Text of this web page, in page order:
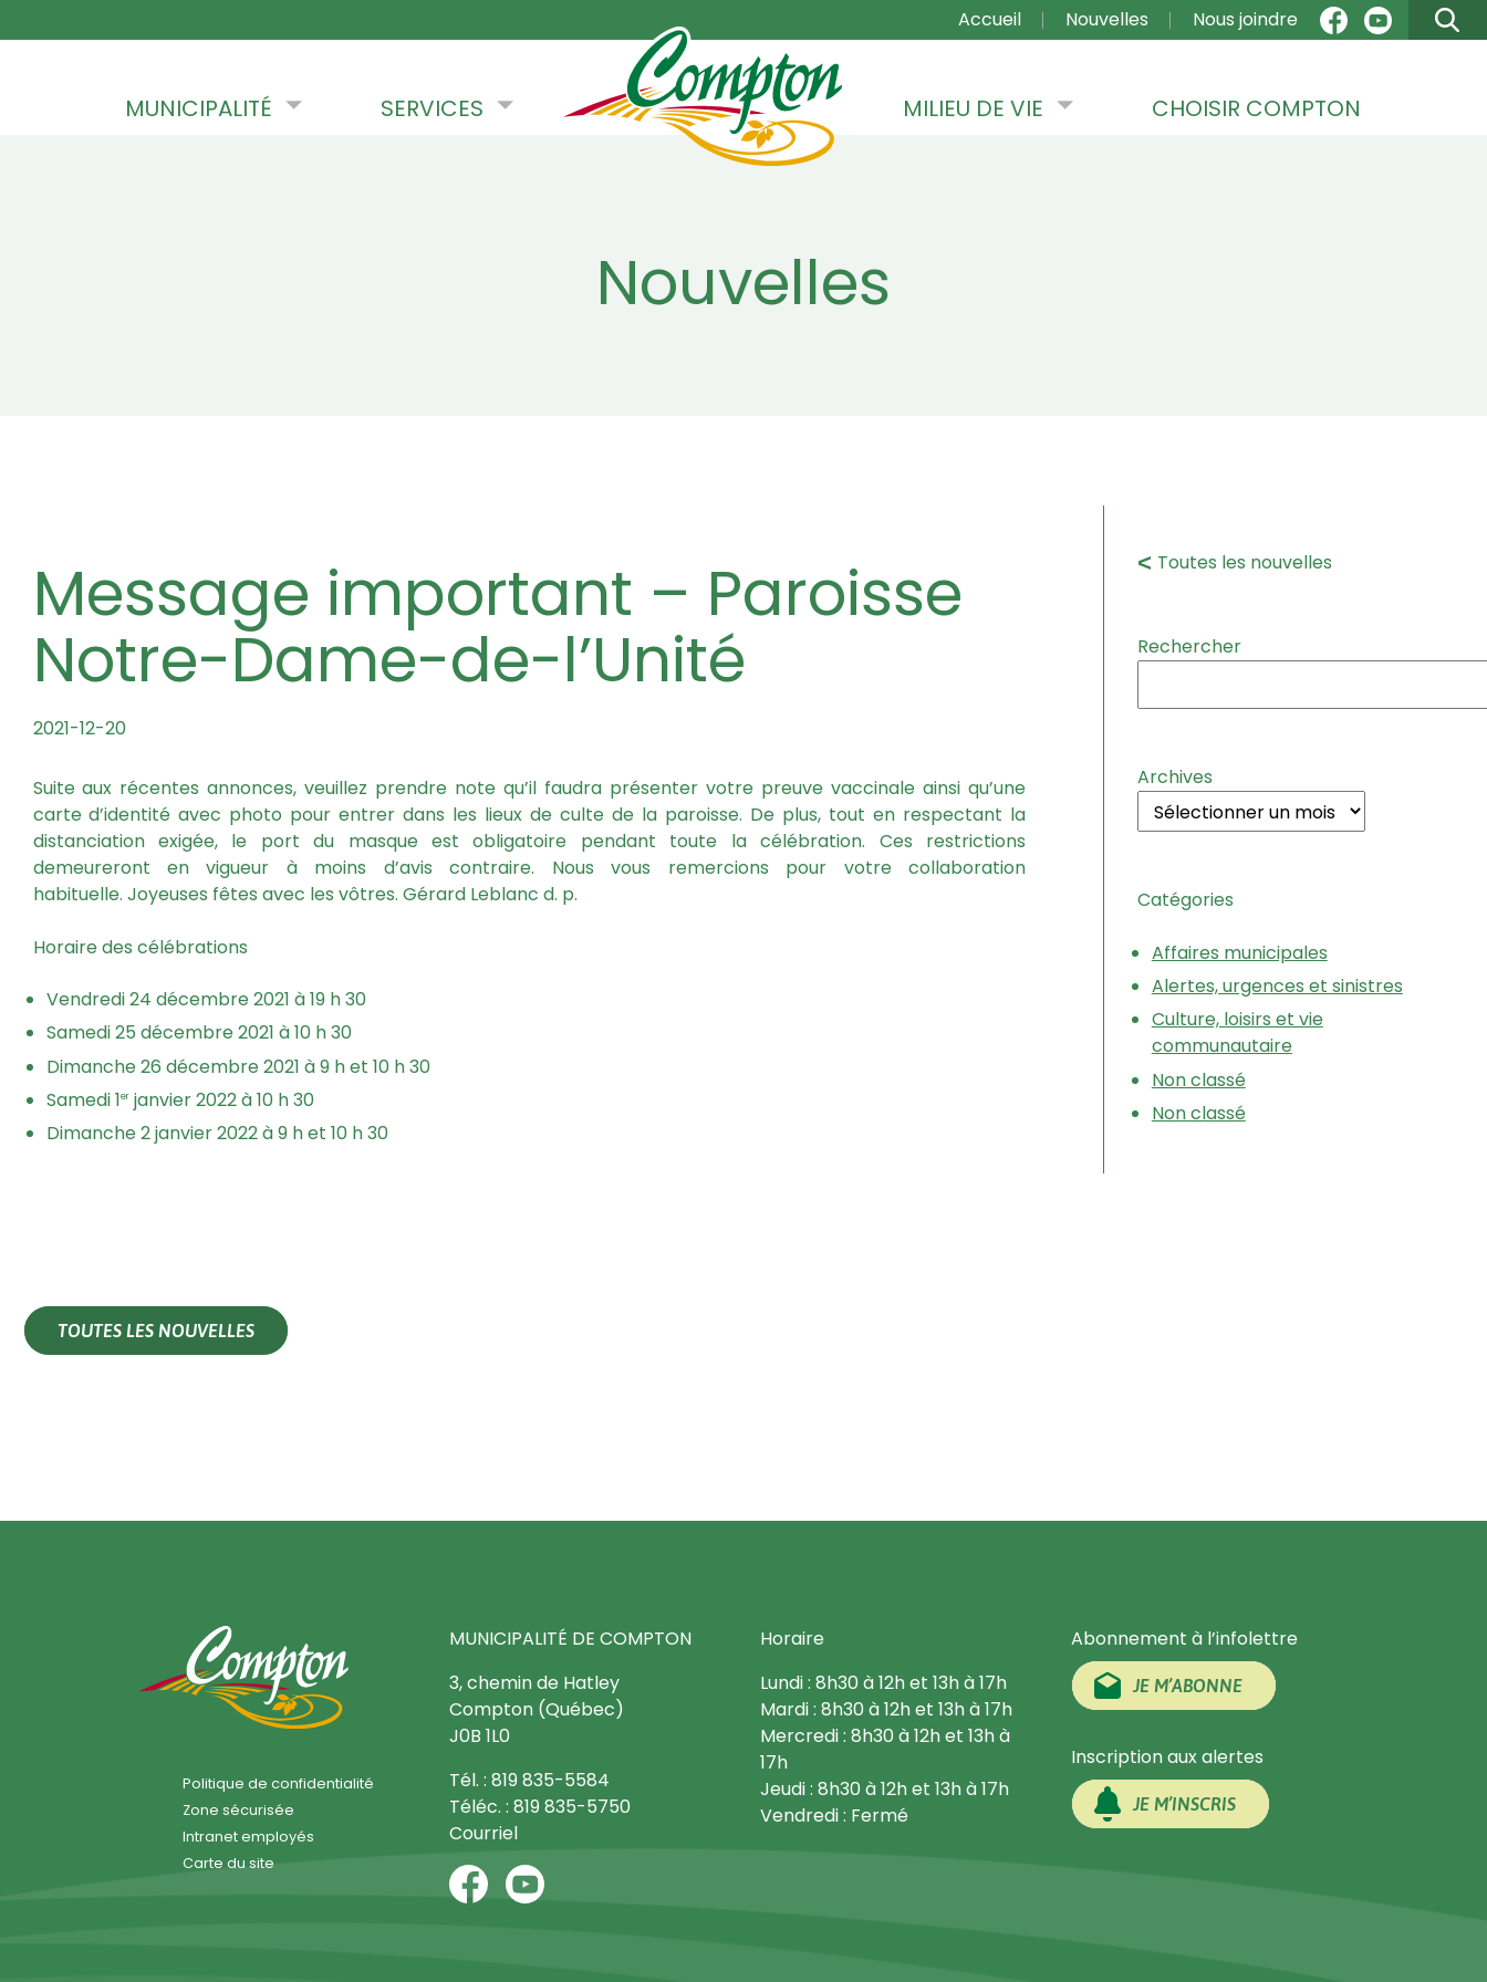
MAIN NAVIGATION
Accueil Nouvelles Nous joindre
MUNICIPALITÉ SERVICES MILIEU DE VIE CHOISIR COMPTON
Nouvelles
Message important – Paroisse
Notre-Dame-de-l’Unité
2021-12-20
Suite aux récentes annonces, veuillez prendre note qu’il faudra présenter votre preuve vaccinale ainsi qu’une
carte d’identité avec photo pour entrer dans les lieux de culte de la paroisse. De plus, tout en respectant la
distanciation exigée, le port du masque est obligatoire pendant toute la célébration. Ces restrictions
demeureront en vigueur à moins d’avis contraire. Nous vous remercions pour votre collaboration
habituelle. Joyeuses fêtes avec les vôtres. Gérard Leblanc d. p.
Horaire des célébrations
Vendredi 24 décembre 2021 à 19 h 30
Samedi 25 décembre 2021 à 10 h 30
Dimanche 26 décembre 2021 à 9 h et 10 h 30
Samedi 1er janvier 2022 à 10 h 30
Dimanche 2 janvier 2022 à 9 h et 10 h 30
Toutes les nouvelles
Rechercher
Archives
Catégories
Affaires municipales
Alertes, urgences et sinistres
Culture, loisirs et vie
communautaire
Non classé
Non classé
TOUTES LES NOUVELLES
Politique de confidentialité
Zone sécurisée
Intranet employés
Carte du site
MUNICIPALITÉ DE COMPTON
3, chemin de Hatley
Compton (Québec)
J0B 1L0
Tél. : 819 835-5584
Téléc. : 819 835-5750
Courriel
Horaire
Lundi : 8h30 à 12h et 13h à 17h
Mardi : 8h30 à 12h et 13h à 17h
Mercredi : 8h30 à 12h et 13h à
17h
Jeudi : 8h30 à 12h et 13h à 17h
Vendredi : Fermé
Abonnement à l’infolettre
JE M’ABONNE
Inscription aux alertes
JE M’INSCRIS